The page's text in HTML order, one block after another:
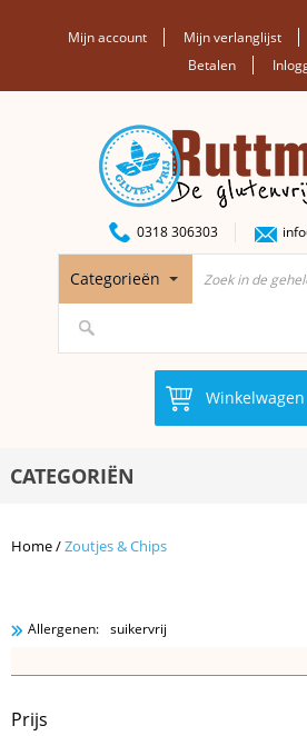
Mijn account Mijn verlanglijst
Betalen
0318 306303
Categorieën
Winkelwagen
CATEGORIËN
Home/Zoutjes & Chips
Allergenen: suikervrij
Prijs